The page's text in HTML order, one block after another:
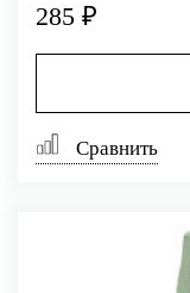
285 ₽
Сравнить